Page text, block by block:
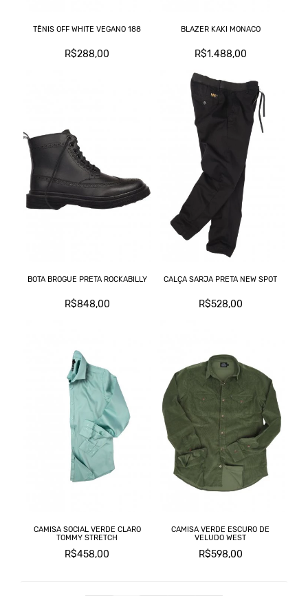
TÊNIS OFF WHITE VEGANO 188
R$288,00
BLAZER KAKI MONACO
R$1.488,00
BOTA BROGUE PRETA ROCKABILLY
R$848,00
CALÇA SARJA PRETA NEW SPOT
R$528,00
CAMISA SOCIAL VERDE CLARO
TOMMY STRETCH
R$458,00
CAMISA VERDE ESCURO DE
VELUDO WEST
R$598,00